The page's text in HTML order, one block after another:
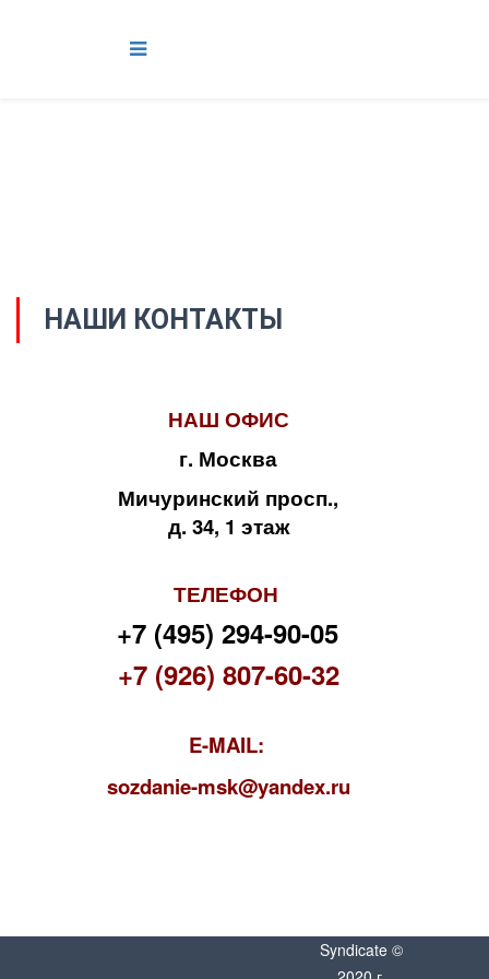
НАШИ КОНТАКТЫ
НАШ ОФИС
г. Москва
Мичуринский просп.,
д. 34, 1 этаж
ТЕЛЕФОН
+7 (495) 294-90-05
+7 (926) 807-60-32
E-MAIL:
sozdanie-msk@yandex.ru
Syndicate ©